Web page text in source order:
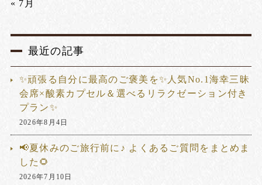
« 7月
最近の記事
✨頑張る自分に最高のご褒美を✨人気No.1海幸三昧
会席×酸素カプセル＆選べるリラクゼーション付き
プラン✨
2026年8月4日
📢夏休みのご旅行前に♪ よくあるご質問をまとめま
した🌻
2026年7月10日